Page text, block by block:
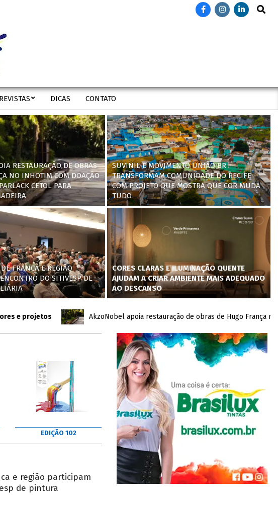
Search
REVISTAS DICAS CONTATO
RESTAURAÇÃO DE OBRAS
NO INHOTIM COM DOAÇÃO
CETOL PARA
SUVINIL E MOVIMENTO UNIÃO BR
TRANSFORMAM COMUNIDADE DO RECIFE
COM PROJETO QUE MOSTRA QUE COR MUDA
TUDO
FRANCA E REGIÃO
DO SITIVESP DE
CORES CLARAS E ILUMINAÇÃO QUENTE
AJUDAM A CRIAR AMBIENTE MAIS ADEQUADO
AO DESCANSO
projetos AkzoNobel apoia restauração de obras de Hugo França no
EDIÇÃO 102
e região participam
de pintura